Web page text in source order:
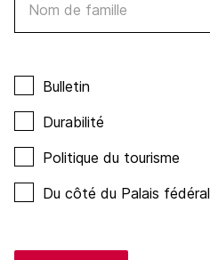
Nom de famille
Bulletin
Durabilité
Politique du tourisme
Du côté du Palais fédéral